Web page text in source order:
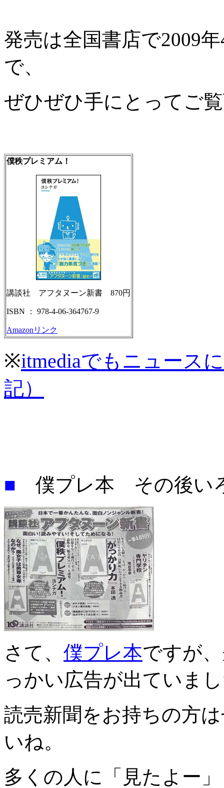
発売は全国書店で2009
で、
ぜひぜひ手にとってご
僕秩プレミアム！
講談社 アフタヌーン新書 870円
ISBN ： 978-4-06-364767-9
Amazonリンク
※itmediaでもニュース
記）
■ 僕プレ本 その後い
さて、 僕プレ本ですが
っかい広告が出ていま
読売新聞をお持ちの方
いね。
多くの人に「見たよー